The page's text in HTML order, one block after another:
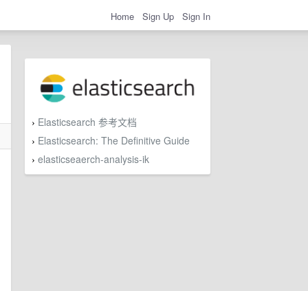
Home Sign Up Sign In
› Elasticsearch 参考文档
› Elasticsearch: The Definitive Guide
› elasticseaerch-analysis-ik